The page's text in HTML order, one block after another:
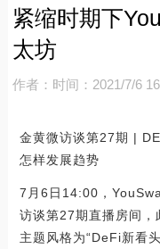
紧缩时期下
太坊
作者： 时间：2021/7/6
金黄微访谈第27期 |
怎样发展趋势
7月6日14:00，
访谈第27期直播房间，
主题风格为“DeFi新看